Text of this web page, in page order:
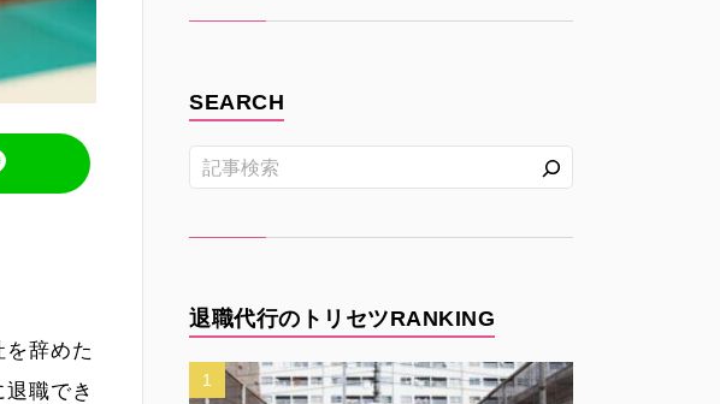
辞めた
職でき
SEARCH
退職代行のトリセツRANKING